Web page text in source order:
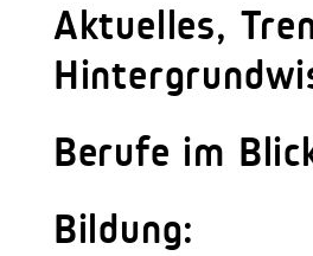
Aktuelles,
Berufe im
Bildung: